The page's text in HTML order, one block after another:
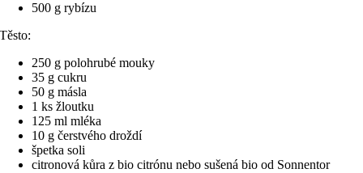
500 g rybízu
Těsto:
250 g polohrubé mouky
35 g cukru
50 g másla
1 ks žloutku
125 ml mléka
10 g čerstvého droždí
špetka soli
citronová kůra z bio citrónu nebo sušená bio od Sonnentor